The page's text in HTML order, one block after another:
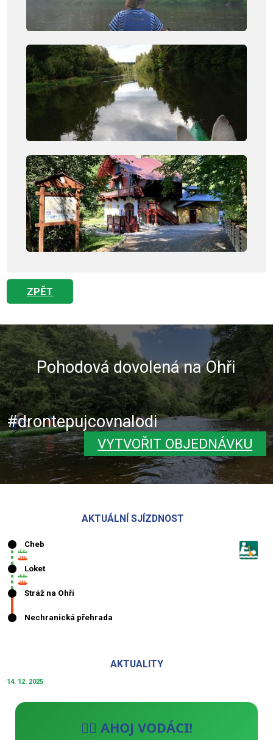
ZPĚT
Pohodová dovolená na Ohři
#drontepujcovnalodi
VYTVOŘIT OBJEDNÁVKU
AKTUÁLNÍ SJÍZDNOST
AKTUALITY
14. 12. 2025
🚣‍♂️ AHOJ VODÁCI!